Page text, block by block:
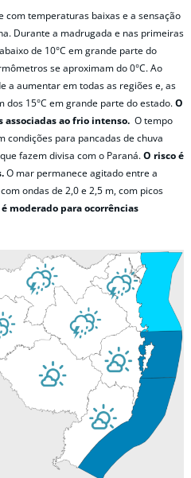
com temperaturas baixas e a sensação
Durante a madrugada e nas primeiras
de 10°C em grande parte do
se aproximam do 0°C. Ao
a aumentar em todas as regiões e, as
15°C em grande parte do estado.O
associadas ao frio intenso. O tempo
condições para pancadas de chuva
fazem divisa com o Paraná.O risco é
O mar permanece agitado entre a
ondas de 2,0 e 2,5 m, com picos
moderado para ocorrências